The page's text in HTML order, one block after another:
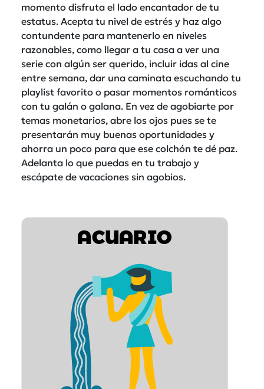
momento disfruta el lado encantador de tu
estatus. Acepta tu nivel de estrés y haz algo
contundente para mantenerlo en niveles
razonables, como llegar a tu casa a ver una
serie con algún ser querido, incluir idas al cine
entre semana, dar una caminata escuchando tu
playlist favorito o pasar momentos románticos
con tu galán o galana. En vez de agobiarte por
temas monetarios, abre los ojos pues se te
presentarán muy buenas oportunidades y
ahorra un poco para que ese colchón te dé paz.
Adelanta lo que puedas en tu trabajo y
escápate de vacaciones sin agobios.